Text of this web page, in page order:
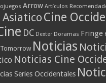
Arrow Artículos
AsiaticoCine
DC Dexter Doramas Fringe
Noticias
Noticias Cine
Series Occidentales